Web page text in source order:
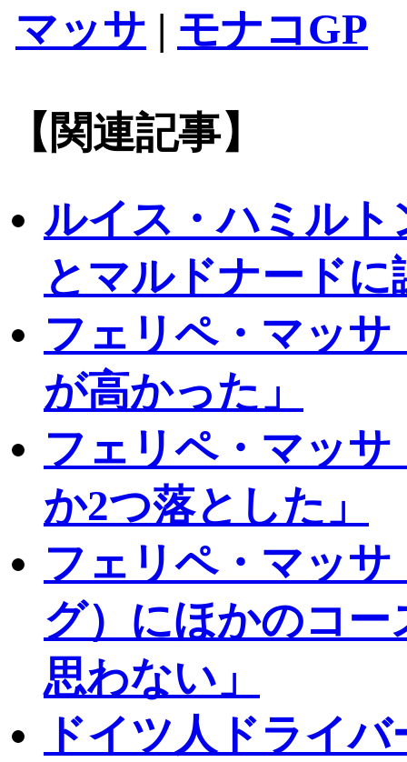
マッサ | モナコGP
【関連記事】
ルイス・ハミル
とマルドナードに
フェリペ・マッ
が高かった」
フェリペ・マッ
か2つ落とした」
フェリペ・マッ
グ）にほかのコ
思わない」
ドイツ人ドライ